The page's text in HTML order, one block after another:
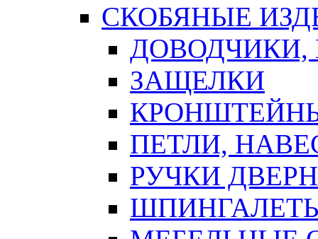
СКОБЯНЫЕ
ЗАЩЕЛКИ
ПЕТЛИ,
РУЧКИ